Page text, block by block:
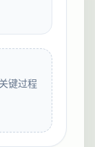
键过程